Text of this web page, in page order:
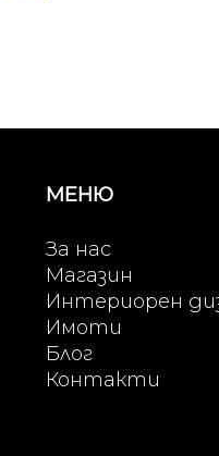
МЕНЮ
За нас
Магазин
Интериорен
Имоти
Блог
Контакти